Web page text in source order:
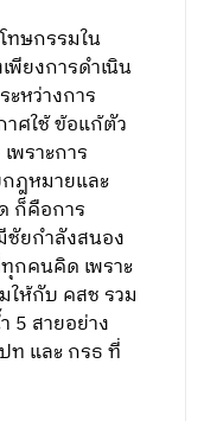
ทษกรรมใน
พียงการดำเนิน
หว่างการ
ศใช้ ข้อแก้ตัว
ราะการ
ฎหมายและ
ก็คือการ
ยกำลังสนอง
กคนคิด เพราะ
ให้กับ คสช รวม
5 สายอย่าง
ท และ กรธ ที่